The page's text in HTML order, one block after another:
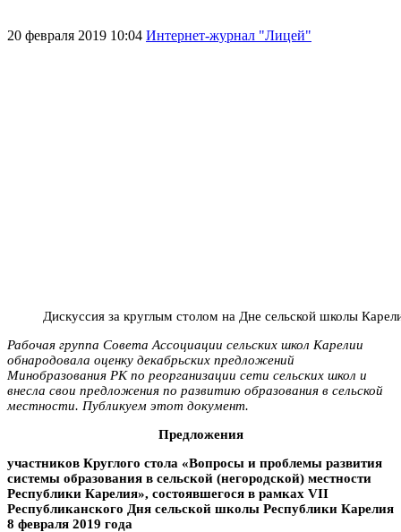
20 февраля 2019 10:04 Интернет-журнал "Лицей"
Дискуссия за круглым столом на Дне сельской школы
Рабочая группа Совета Ассоциации сельских школ Карелии
обнародовала оценку декабрьских предложений
Минобразования РК по реорганизации сети сельских школ и
внесла свои предложения по развитию образования в сельской
местности. Публикуем этот документ.
Предложения
участников Круглого стола «Вопросы и проблемы развития
системы образования в сельской (негородской) местности
Республики Карелия», состоявшегося в рамках VII
Республиканского Дня сельской школы Республики Карелия
8 февраля 2019 года